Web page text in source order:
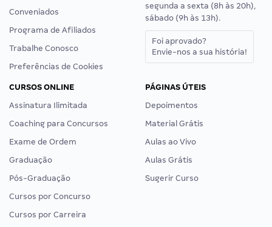
Conveniados
Programa de Afiliados
Trabalhe Conosco
Preferências de Cookies
segunda a sexta (8h às 20h),
sábado (9h às 13h).
Foi aprovado?
Envie-nos a sua história!
CURSOS ONLINE
Assinatura Ilimitada
Coaching para Concursos
Exame de Ordem
Graduação
Pós-Graduação
Cursos por Concurso
Cursos por Carreira
PÁGINAS ÚTEIS
Depoimentos
Material Grátis
Aulas ao Vivo
Aulas Grátis
Sugerir Curso